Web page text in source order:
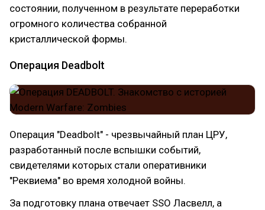
состоянии, полученном в результате переработки
огромного количества собранной
кристаллической формы.
Операция Deadbolt
Операция "Deadbolt" - чрезвычайный план ЦРУ,
разработанный после вспышки событий,
свидетелями которых стали оперативники
"Реквиема" во время холодной войны.
За подготовку плана отвечает SSO Ласвелл, а